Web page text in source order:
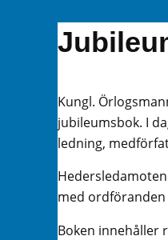
Kungl.
jubileumsbok. I
ledning,
med
Boken innehåller